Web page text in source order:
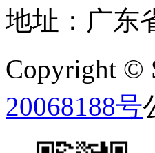
地址：广东
Copyright ©
20068188号